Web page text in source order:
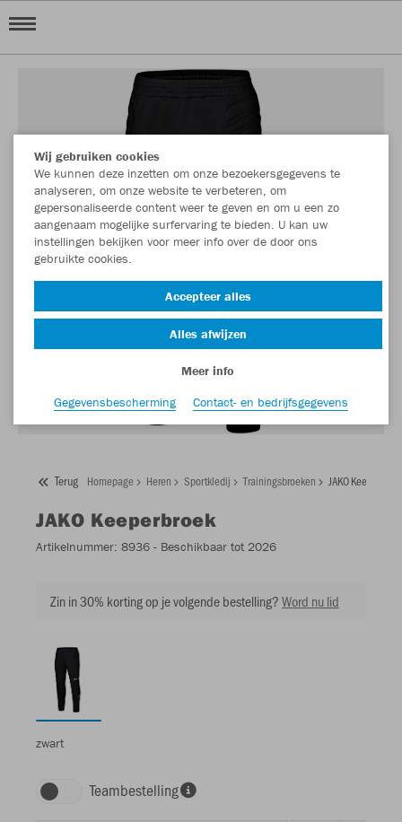
Terug Homepage Heren Sportkledij Trainingsbroeken JAKO
JAKO Keeperbroek
Artikelnummer: 8936 - Beschikbaar tot 2026
Zin in 30% korting op je volgende bestelling?Word nu lid
zwart
Teambestelling
Wij gebruiken cookies
We kunnen deze inzetten om onze bezoekersgegevens te
analyseren, om onze website te verbeteren, om
gepersonaliseerde content weer te geven en om u een zo
aangenaam mogelijke surfervaring te bieden. U kan uw
instellingen bekijken voor meer info over de door ons
gebruikte cookies.
Accepteer alles
Alles afwijzen
Meer info
Gegevensbescherming
Contact- en bedrijfsgegevens